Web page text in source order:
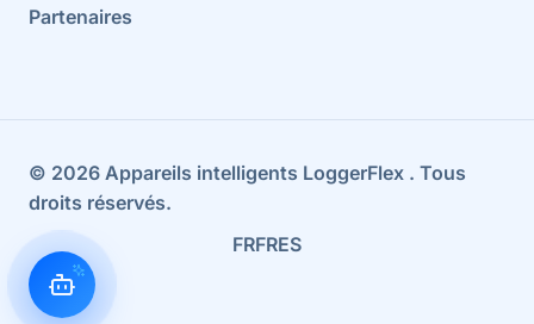
Partenaires
© 2026 Appareils intelligents LoggerFlex . Tous
droits réservés.
FRFRES